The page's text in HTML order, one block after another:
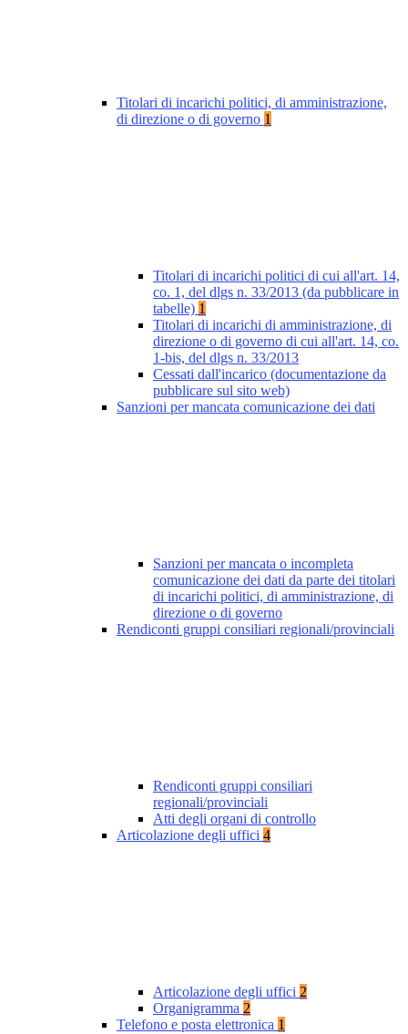
Titolari di incarichi politici, di amministrazione,
di direzione o di governo 1
Titolari di incarichi politici di cui all'art. 14,
co. 1, del dlgs n. 33/2013 (da pubblicare in
tabelle) 1
Titolari di incarichi di amministrazione, di
direzione o di governo di cui all'art. 14, co.
1-bis, del dlgs n. 33/2013
Cessati dall'incarico (documentazione da
pubblicare sul sito web)
Sanzioni per mancata comunicazione dei dati
Sanzioni per mancata o incompleta
comunicazione dei dati da parte dei titolari
di incarichi politici, di amministrazione, di
direzione o di governo
Rendiconti gruppi consiliari regionali/provinciali
Rendiconti gruppi consiliari
regionali/provinciali
Atti degli organi di controllo
Articolazione degli uffici 4
Articolazione degli uffici 2
Organigramma 2
Telefono e posta elettronica 1